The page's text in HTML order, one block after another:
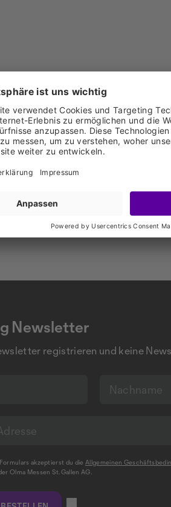
Bezeichnung, das Leben
explosiven Nase nach
Newsletter
registrieren und keine
akzeptierst du die Allgemeinen
Olma Messen St.Gallen AG.